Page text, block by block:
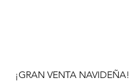
¡GRAN VENTA NAVIDEÑA!